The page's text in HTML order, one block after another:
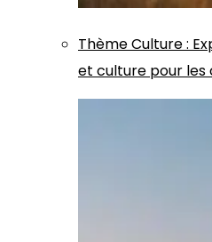
ThèmeCulture:
et culture pour les